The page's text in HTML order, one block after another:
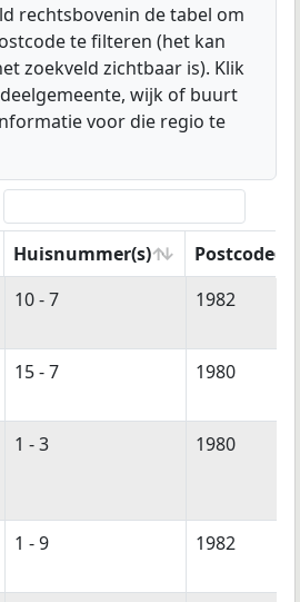
rechtsbovenin de tabel om
te filteren (het kan
zoekveld zichtbaar is). Klik
wijk of buurt
voor die regio te
Huisnummer(s)
Postcode(s)
Huisnummer(s) Postcode(s)
10 - 7 1982
15 - 7 1980
1 - 3 1980
1 - 9 1982